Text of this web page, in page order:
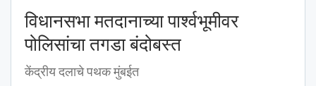
विधानसभा मतदानाच्या पार्श्‍वभूमीवर
पोलिसांचा तगडा बंदोबस्त
केंद्रीय दलाचे पथक मुंबईत